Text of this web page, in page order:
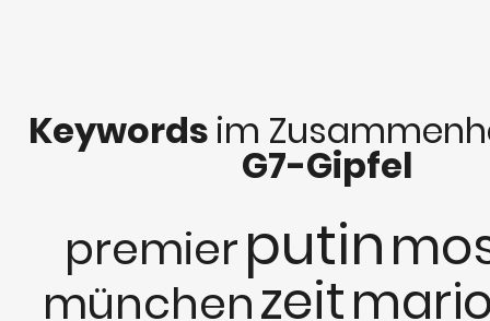
Keywords im
G7-Gipfel
premierputin
münchenzeit